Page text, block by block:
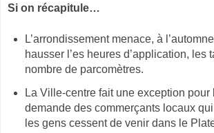
Si on récapitule…
L’arrondissement menace, à
hausser l’es heures d’application, les
nombre de parcomètres.
La Ville-centre fait une exception pour
demande des commerçants locaux
les gens cessent de venir dans le